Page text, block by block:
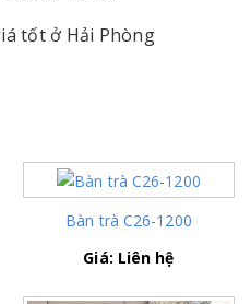
tốt ở Hải Phòng
Bàn trà C26-1200
Giá: Liên hệ